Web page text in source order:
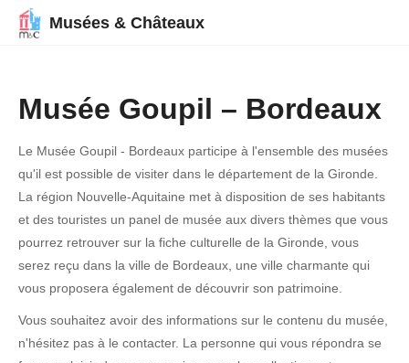
Musées & Châteaux
Musée Goupil – Bordeaux
Le Musée Goupil - Bordeaux participe à l'ensemble des musées
qu'il est possible de visiter dans le département de la Gironde.
La région Nouvelle-Aquitaine met à disposition de ses habitants
et des touristes un panel de musée aux divers thèmes que vous
pourrez retrouver sur la fiche culturelle de la Gironde, vous
serez reçu dans la ville de Bordeaux, une ville charmante qui
vous proposera également de découvrir son patrimoine.
Vous souhaitez avoir des informations sur le contenu du musée,
n'hésitez pas à le contacter. La personne qui vous répondra se